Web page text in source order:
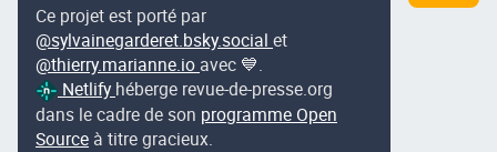
Ce projet est porté par
@sylvainegarderet.bsky.social et
@thierry.marianne.io avec 💙.
Netlify héberge revue-de-presse.org
dans le cadre de son programme Open
Source à titre gracieux.